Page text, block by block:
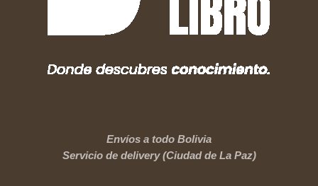
Envíos a todo Bolivia
Servicio de delivery (Ciudad de La Paz)